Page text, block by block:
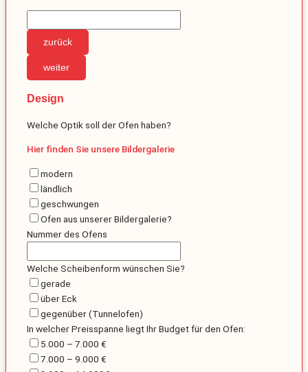
zurück
weiter
Design
Welche Optik soll der Ofen haben?
Hier finden Sie unsere Bildergalerie
modern
ländlich
geschwungen
Ofen aus unserer Bildergalerie?
Nummer des Ofens
Welche Scheibenform wünschen Sie?
gerade
über Eck
gegenüber (Tunnelofen)
In welcher Preisspanne liegt Ihr Budget für den Ofen:
5.000 – 7.000 €
7.000 – 9.000 €